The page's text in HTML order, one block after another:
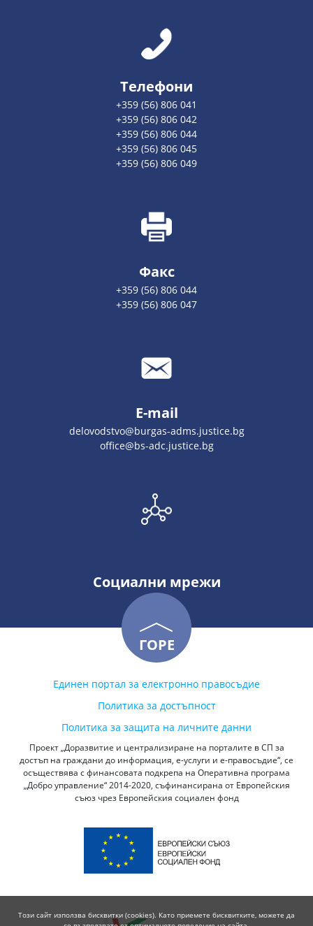
Телефони
+359 (56) 806 041
+359 (56) 806 042
+359 (56) 806 044
+359 (56) 806 045
+359 (56) 806 049
Факс
+359 (56) 806 044
+359 (56) 806 047
E-mail
delovodstvo@burgas-adms.justice.bg
office@bs-adc.justice.bg
Социални мрежи
ГОРЕ
Единен портал за електронно правосъдие
Политика за достъпност
Политика за защита на личните данни
Проект „Доразвитие и централизиране на порталите в СП за
достъп на граждани до информация, е-услуги и е-правосъдие“, се
осъществява с финансовата подкрепа на Оперативна програма
„Добро управление“ 2014-2020, съфинансирана от Европейския
съюз чрез Европейския социален фонд
Този сайт използва бисквитки (cookies). Като приемете бисквитките, можете да